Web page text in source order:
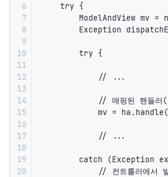
6
7
8
9
10
11
12
13
14
15
16
17
18
19
20
    try {
ModelAndView mv =
Exception
        try {
            // ...
// 매핑된 핸들러(
mv =
            // ...
catch (Exception
// 컨트롤러에서